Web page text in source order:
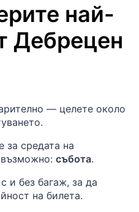
най-
Дебрецен
— целете около
за средата на
възможно: събота.
и без багаж, за да
на билета.